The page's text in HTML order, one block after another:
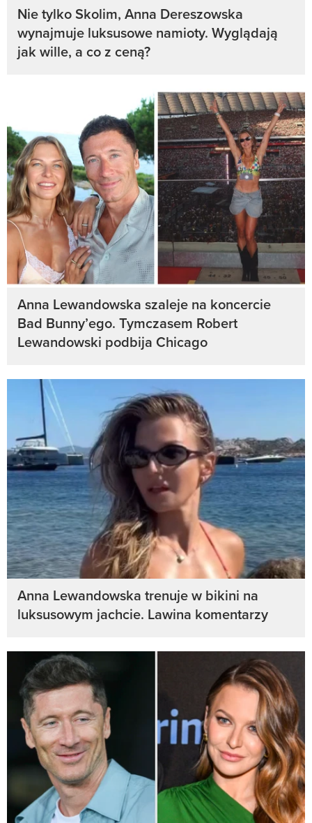
Nie tylko Skolim, Anna Dereszowska
wynajmuje luksusowe namioty. Wyglądają
jak wille, a co z ceną?
Anna Lewandowska szaleje na koncercie
Bad Bunny’ego. Tymczasem Robert
Lewandowski podbija Chicago
Anna Lewandowska trenuje w bikini na
luksusowym jachcie. Lawina komentarzy